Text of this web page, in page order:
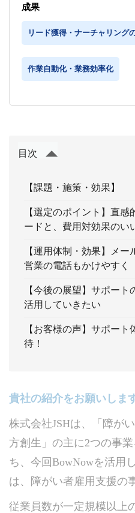
成果
リード獲得・ナーチャリング
作業自動化・業務効率化
目次
【課題・施策・効果】
【選定のポイント】直
ードと、費用対効果のい
【運用体制・効果】メー
営業の電話もかけやすく
【今後の展望】サポー
活用していきたい
【お客様の声】サポー
待！
貴社の紹介をお願いしま
株式会社JSHは、「障が
方創生」の主に2つの事
ち、今回BowNowを活用
は、障がい者雇用支援の
従業員数が一定規模以上